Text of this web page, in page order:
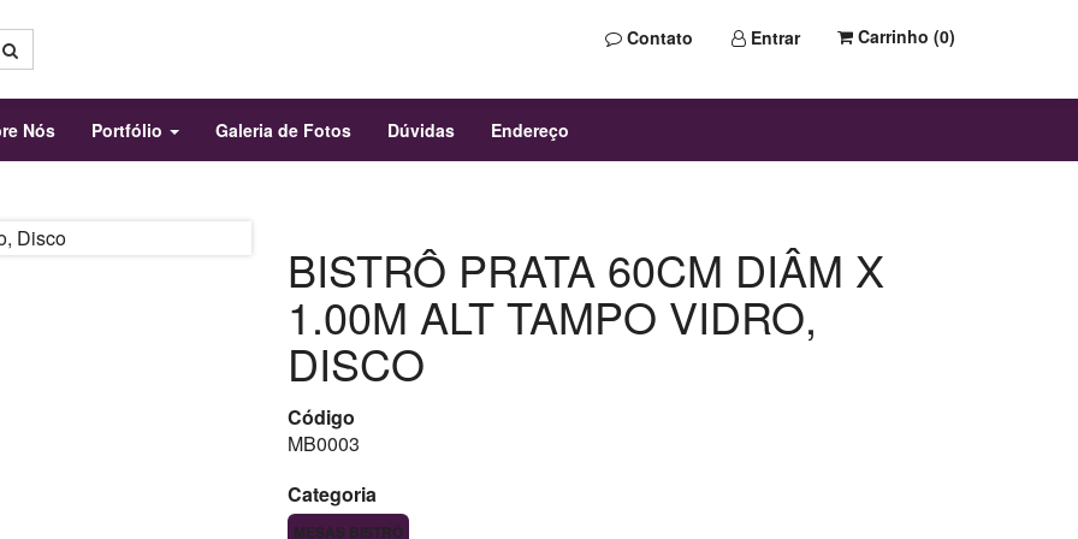
Contato Entrar Carrinho (0)
Nós Portfólio Galeria de Fotos Dúvidas Endereço
BISTRÔ PRATA 60CM DIÂM X
1.00M ALT TAMPO VIDRO,
DISCO
Código
MB0003
Categoria
MESAS BISTRÔ